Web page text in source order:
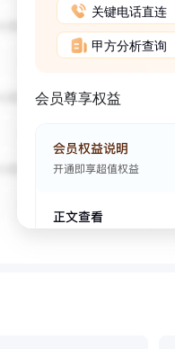
关键电话直连
甲方分析查询
会员尊享权益